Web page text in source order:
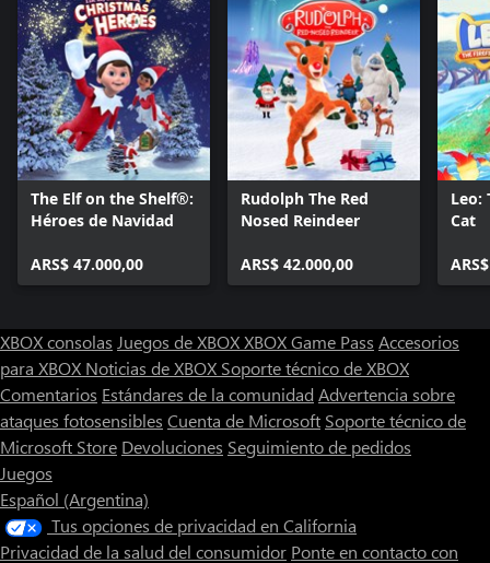
The Elf on the Shelf®:
Héroes de Navidad
ARS$ 47.000,00
Rudolph The Red
Nosed Reindeer
ARS$ 42.000,00
Leo:
Cat
XBOX consolas Juegos de XBOXXBOX Game Pass Accesorios
para XBOX Noticias de XBOX Soporte técnico de XBOX
Comentarios Estándares de la comunidad Advertencia sobre
ataques fotosensibles Cuenta de Microsoft Soporte técnico de
Microsoft Store Devoluciones Seguimiento de pedidos
Juegos
Español (Argentina)
Tus opciones de privacidad en California
Privacidad de la salud del consumidor Ponte en contacto con